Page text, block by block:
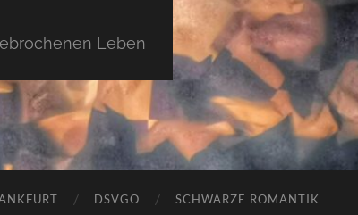
Leben
DSVGO SCHWARZE ROMANTIK